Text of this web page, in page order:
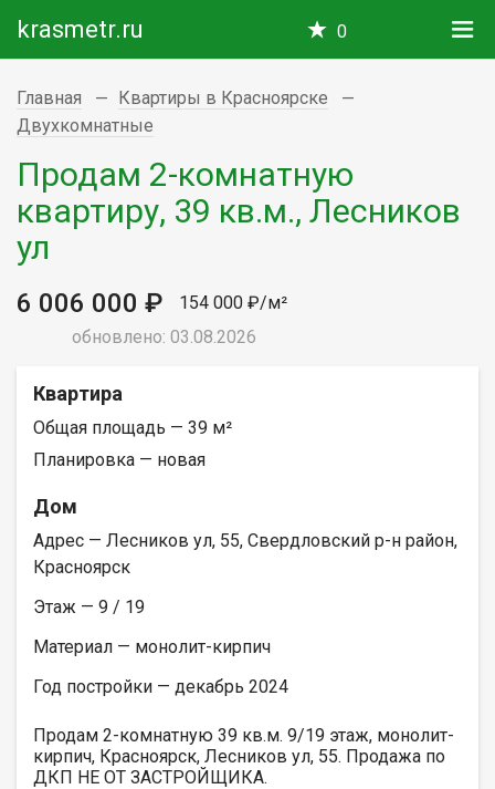
krasmetr.ru 0
Главная
Квартиры в Красноярске
Двухкомнатные
Продам 2-комнатную
квартиру, 39 кв.м., Лесников
ул
6 006 000 ₽
154 000 ₽/м²
обновлено: 03.08.2026
Квартира
Общая площадь — 39 м²
Планировка — новая
Дом
Адрес — Лесников ул, 55, Свердловский р-н район,
Красноярск
Этаж — 9 / 19
Материал — монолит-кирпич
Год постройки — декабрь 2024
Продам 2-комнатную 39 кв.м. 9/19 этаж, монолит-
кирпич, Красноярск, Лесников ул, 55. Продажа по
ДКП НЕ ОТ ЗАСТРОЙЩИКА.